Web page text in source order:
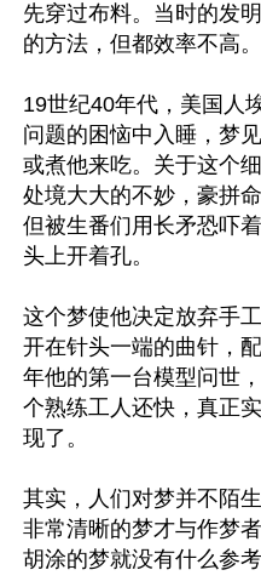
先穿过布料。当时的发
的方法，但都效率不高。
19世纪40年代，美国人
问题的困恼中入睡，梦
或煮他来吃。关于这个
处境大大的不妙，豪拼
但被生番们用长矛恐吓
头上开着孔。
这个梦使他决定放弃手
开在针头一端的曲针，
年他的第一台模型问世
个熟练工人还快，真正
现了。
其实，人们对梦并不陌
非常清晰的梦才与作梦
胡涂的梦就没有什么参考